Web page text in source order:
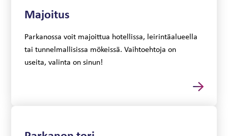
Majoitus
Parkanossa voit majoittua hotellissa, leirintäalueella
tai tunnelmallisissa mökeissä. Vaihtoehtoja on
useita, valinta on sinun!